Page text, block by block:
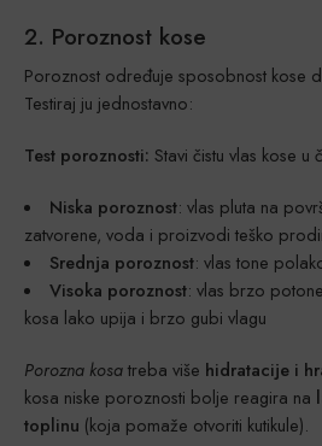
2. Poroznost kose
Poroznost određuje sposobnost kose
Testiraj ju jednostavno:
Test poroznosti: Stavi čistu vlas kose u
Niska poroznost: vlas pluta na
zatvorene, voda i proizvodi teško
Srednja poroznost: vlas tone
Visoka poroznost: vlas brzo
kosa lako upija i brzo gubi vlagu
Porozna kosatreba više hidratacije i
kosa niske poroznosti bolje reagira na
toplinu (koja pomaže otvoriti kutikule).